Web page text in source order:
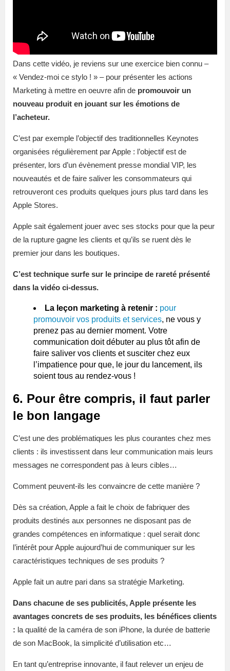
Dans cette vidéo, je reviens sur une exercice bien connu –
« Vendez-moi ce stylo ! » – pour présenter les actions
Marketing à mettre en oeuvre afin de promouvoir un
nouveau produit en jouant sur les émotions de
l’acheteur.
C’est par exemple l’objectif des traditionnelles Keynotes
organisées régulièrement par Apple : l’objectif est de
présenter, lors d’un évènement presse mondial VIP, les
nouveautés et de faire saliver les consommateurs qui
retrouveront ces produits quelques jours plus tard dans les
Apple Stores.
Apple sait également jouer avec ses stocks pour que la peur
de la rupture gagne les clients et qu’ils se ruent dès le
premier jour dans les boutiques.
C’est technique surfe sur le principe de rareté présenté
dans la vidéo ci-dessus.
La leçon marketing à retenir : pour
promouvoir vos produits et services, ne vous y
prenez pas au dernier moment. Votre
communication doit débuter au plus tôt afin de
faire saliver vos clients et susciter chez eux
l’impatience pour que, le jour du lancement, ils
soient tous au rendez-vous !
6. Pour être compris, il faut parler
le bon langage
C’est une des problématiques les plus courantes chez mes
clients : ils investissent dans leur communication mais leurs
messages ne correspondent pas à leurs cibles…
Comment peuvent-ils les convaincre de cette manière ?
Dès sa création, Apple a fait le choix de fabriquer des
produits destinés aux personnes ne disposant pas de
grandes compétences en informatique : quel serait donc
l’intérêt pour Apple aujourd’hui de communiquer sur les
caractéristiques techniques de ses produits ?
Apple fait un autre pari dans sa stratégie Marketing.
Dans chacune de ses publicités, Apple présente les
avantages concrets de ses produits, les bénéfices clients
: la qualité de la caméra de son iPhone, la durée de batterie
de son MacBook, la simplicité d’utilisation etc…
En tant qu’entreprise innovante, il faut relever un enjeu de